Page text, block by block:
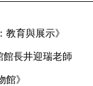
教育與展示》
館長井迎瑞老師
館》